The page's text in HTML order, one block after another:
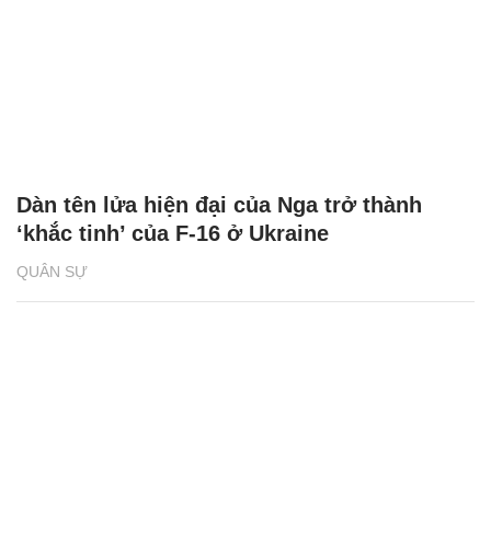
QUÂN SỰ
Dàn tên lửa hiện đại của Nga trở thành
‘khắc tinh’ của F-16 ở Ukraine